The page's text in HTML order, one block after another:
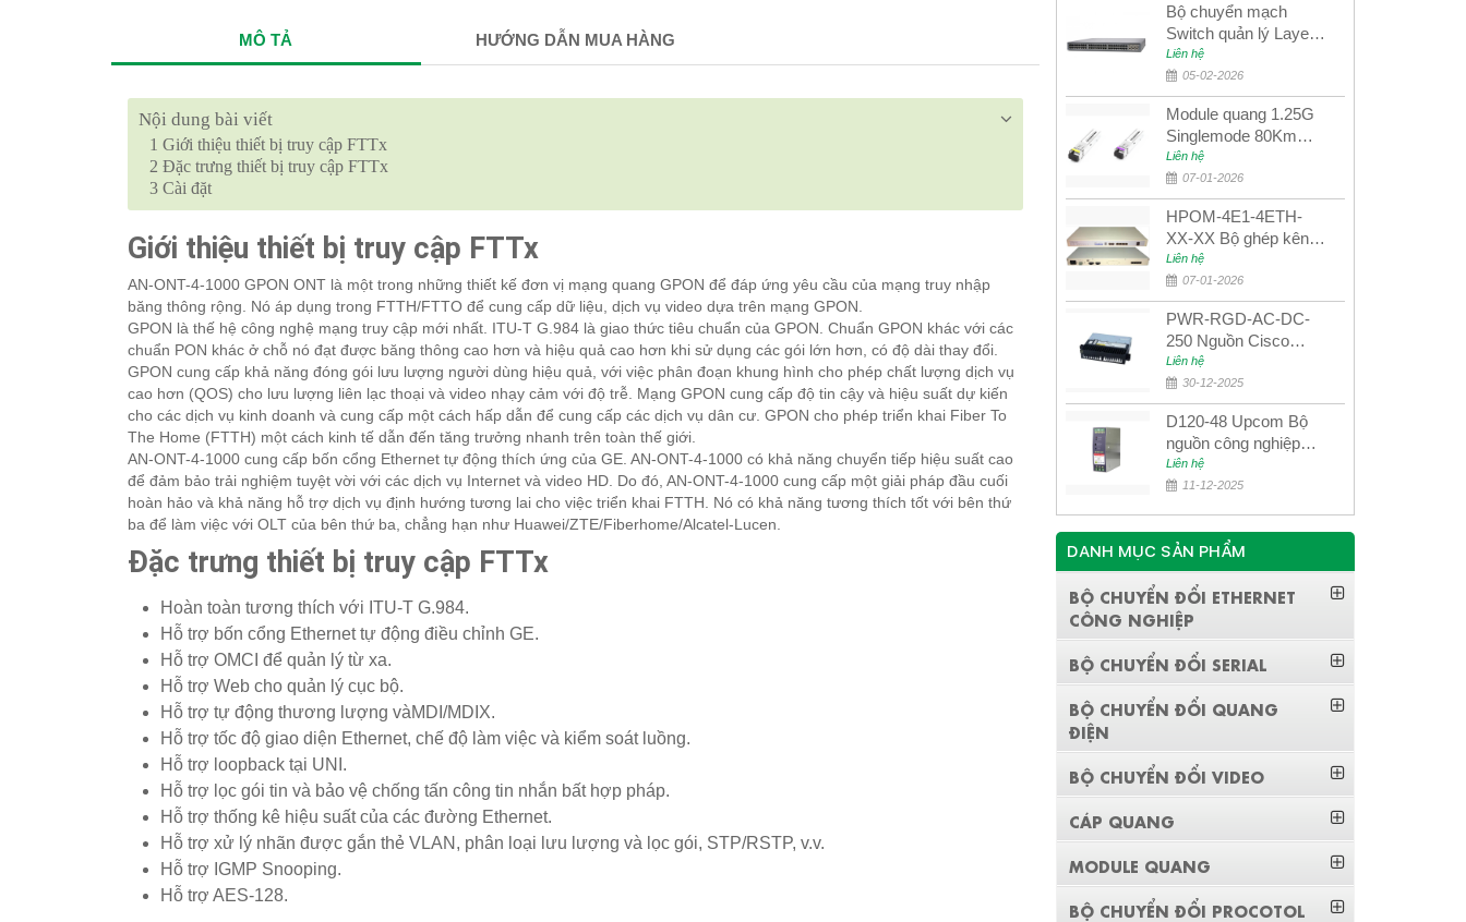
MÔ TẢ HƯỚNG DẪN MUA HÀNG
Nội dung bài viết
1 Giới thiệu thiết bị truy cập FTTx
2 Đặc trưng thiết bị truy cập FTTx
3 Cài đặt
Giới thiệu thiết bị truy cập FTTx
AN-ONT-4-1000 GPON ONT là một trong những thiết kế đơn vị mạng quang GPON để đáp ứng yêu cầu của mạng truy nhập
băng thông rộng. Nó áp dụng trong FTTH/FTTO để cung cấp dữ liệu, dịch vụ video dựa trên mạng GPON.
GPON là thế hệ công nghệ mạng truy cập mới nhất. ITU-T G.984 là giao thức tiêu chuẩn của GPON. Chuẩn GPON khác với các
chuẩn PON khác ở chỗ nó đạt được băng thông cao hơn và hiệu quả cao hơn khi sử dụng các gói lớn hơn, có độ dài thay đổi.
GPON cung cấp khả năng đóng gói lưu lượng người dùng hiệu quả, với việc phân đoạn khung hình cho phép chất lượng dịch vụ
cao hơn (QOS) cho lưu lượng liên lạc thoại và video nhạy cảm với độ trễ. Mạng GPON cung cấp độ tin cậy và hiệu suất dự kiến ​​
cho các dịch vụ kinh doanh và cung cấp một cách hấp dẫn để cung cấp các dịch vụ dân cư. GPON cho phép triển khai Fiber To
The Home (FTTH) một cách kinh tế dẫn đến tăng trưởng nhanh trên toàn thế giới.
AN-ONT-4-1000 cung cấp bốn cổng Ethernet tự động thích ứng của GE. AN-ONT-4-1000 có khả năng chuyển tiếp hiệu suất cao
để đảm bảo trải nghiệm tuyệt vời với các dịch vụ Internet và video HD. Do đó, AN-ONT-4-1000 cung cấp một giải pháp đầu cuối
hoàn hảo và khả năng hỗ trợ dịch vụ định hướng tương lai cho việc triển khai FTTH. Nó có khả năng tương thích tốt với bên thứ
ba để làm việc với OLT của bên thứ ba, chẳng hạn như Huawei/ZTE/Fiberhome/Alcatel-Lucen.
Đặc trưng thiết bị truy cập FTTx
Hoàn toàn tương thích với ITU-T G.984.
Hỗ trợ bốn cổng Ethernet tự động điều chỉnh GE.
Hỗ trợ OMCI để quản lý từ xa.
Hỗ trợ Web cho quản lý cục bộ.
Hỗ trợ tự động thương lượng vàMDI/MDIX.
Hỗ trợ tốc độ giao diện Ethernet, chế độ làm việc và kiểm soát luồng.
Hỗ trợ loopback tại UNI.
Hỗ trợ lọc gói tin và bảo vệ chống tấn công tin nhắn bất hợp pháp.
Hỗ trợ thống kê hiệu suất của các đường Ethernet.
Hỗ trợ xử lý nhãn được gắn thẻ VLAN, phân loại lưu lượng và lọc gói, STP/RSTP, v.v.
Hỗ trợ IGMP Snooping.
Hỗ trợ AES-128.
Networks EX4400
Bộ chuyển mạch
Switch quản lý Layer 3
Juniper QFX5100-48S
Liên hệ
05-02-2026
Module quang 1.25G
Singlemode 80Km
UPCOM MWS-12-45-
80AD/MWS-12-54-
80BD
Liên hệ
07-01-2026
HPOM-4E1-4ETH-
XX-XX Bộ ghép kênh
quang quản lý SDH
4E1+4ETH+RS232
Liên hệ
07-01-2026
PWR-RGD-AC-DC-
250 Nguồn Cisco
Industrial 250W
PoE/PoE+
Liên hệ
30-12-2025
D120-48 Upcom Bộ
nguồn công nghiệp
đầu ra đơn 120W
48VDC
Liên hệ
11-12-2025
DANH MỤC SẢN PHẨM
BỘ CHUYỂN ĐỔI ETHERNET
CÔNG NGHIỆP
BỘ CHUYỂN ĐỔI SERIAL
BỘ CHUYỂN ĐỔI QUANG
ĐIỆN
BỘ CHUYỂN ĐỔI VIDEO
CÁP QUANG
MODULE QUANG
BỘ CHUYỂN ĐỔI PROCOTOL